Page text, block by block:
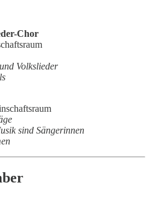
Chor
Volkslieder
sind Sängerinnen